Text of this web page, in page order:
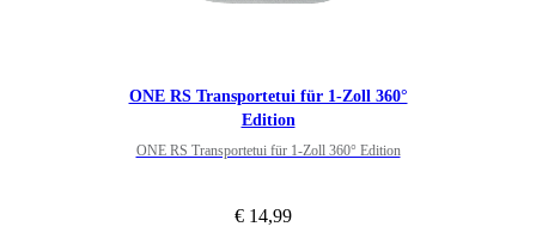
ONE RS Transportetui für 1-Zoll 360°
Edition
ONE RS Transportetui für 1-Zoll 360° Edition
€ 14,99